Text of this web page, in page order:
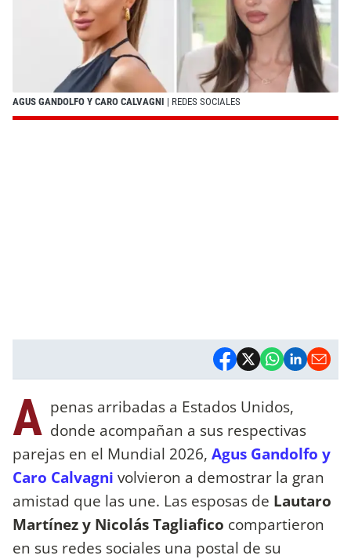
AGUS GANDOLFO Y CARO CALVAGNI | REDES SOCIALES
A penas arribadas a Estados Unidos,
donde acompañan a sus respectivas
parejas en el Mundial 2026, Agus Gandolfo y
Caro Calvagni volvieron a demostrar la gran
amistad que las une. Las esposas de Lautaro
Martínez y Nicolás Tagliafico compartieron
en sus redes sociales una postal de su